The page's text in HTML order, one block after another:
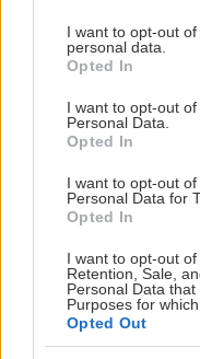
not limited to your visit
grant or deny consent
use your data for
consent section.
I want to opt-out
personal data.
Opted In
I want to opt-out
Personal Data.
Opted In
I want to opt-out
Personal Data for
Opted In
I want to opt-out of
Retention, Sale,
Personal Data
Purposes for
Opted Out